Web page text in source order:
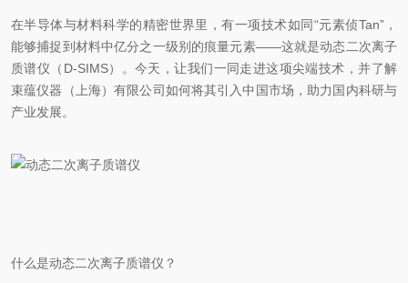
在半导体与材料科学的精密世界里，有一项技术如同“元素侦Tan”，
能够捕捉到材料中亿分之一级别的痕量元素——这就是动态二次离子
质谱仪（D-SIMS）。今天，让我们一同走进这项尖端技术，并了解
束蕴仪器（上海）有限公司如何将其引入中国市场，助力国内科研与
产业发展。
什么是动态二次离子质谱仪？